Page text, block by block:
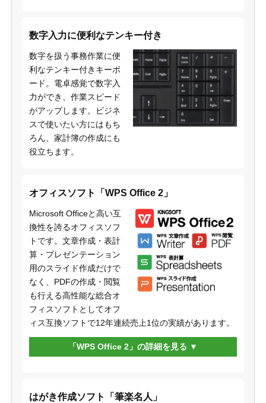
数字入力に便利なテンキー付き
数字を扱う事務作業に便
利なテンキー付きキーボ
ード。電卓感覚で数字入
力ができ、作業スピード
がアップします。ビジネ
スで使いたい方にはもち
ろん、家計簿の作成にも
役立ちます。
オフィスソフト「WPS Office 2」
Microsoft Officeと高い互
換性を誇るオフィスソフ
トです。文章作成・表計
算・プレゼンテーション
用のスライド作成だけで
なく、PDFの作成・閲覧
も行える高性能な総合オ
フィスソフトとしてオフ
ィス互換ソフトで12年連続売上1位の実績があります。
「WPS Office 2」の詳細を見る
はがき作成ソフト「筆楽名人」